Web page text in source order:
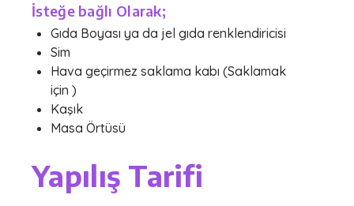
İsteğe bağlı Olarak;
Gıda Boyası ya da jel gıda renklendiricisi
Sim
Hava geçirmez saklama kabı (Saklamak
için )
Kaşık
Masa Örtüsü
Yapılış Tarifi